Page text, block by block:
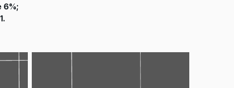
6%;